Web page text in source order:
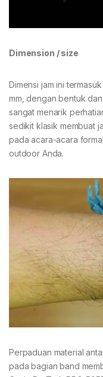
Dimension / size
Dimensi jam ini
mm, dengan bentuk
sangat menarik
sedikit klasik membuat
pada acara-acara
outdoor Anda.
Perpaduan material
pada bagian band